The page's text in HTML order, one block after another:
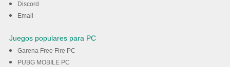
Discord
Email
Juegos populares para PC
Garena Free Fire PC
PUBG MOBILE PC